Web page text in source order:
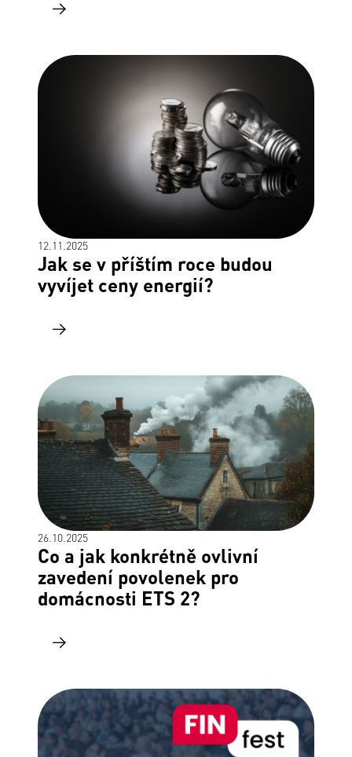
12.11.2025
Jak se v příštím roce budou
vyvíjet ceny energií?
26.10.2025
Co a jak konkrétně ovlivní
zavedení povolenek pro
domácnosti ETS 2?